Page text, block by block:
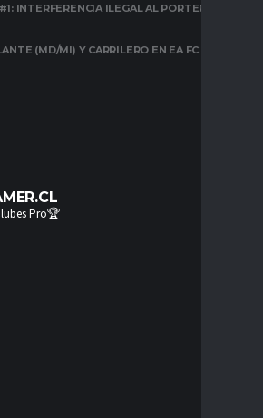
INTERFERENCIA ILEGAL AL PORTERO EN
(MD/MI) Y CARRILERO EN EA FC 26:
Pro🏆